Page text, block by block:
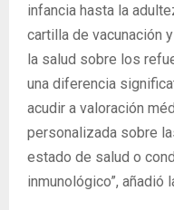
infancia hasta la
cartilla de vacunación
la salud sobre los
una diferencia
acudir a valoración
personalizada sobre
estado de salud o
inmunológico”, añadió